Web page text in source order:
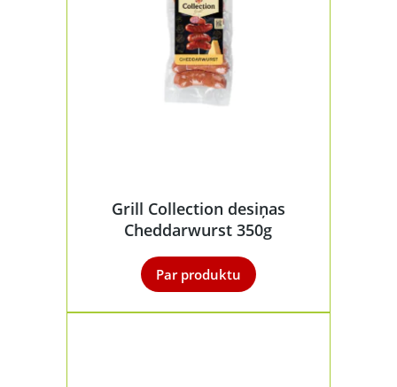
Grill Collection desiņas
Cheddarwurst 350g
Par produktu